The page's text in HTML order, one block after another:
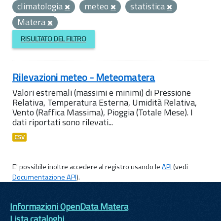
climatologia
meteo
statistica
Matera
RISULTATO DEL FILTRO
Rilevazioni meteo - Meteomatera
Valori estremali (massimi e minimi) di Pressione
Relativa, Temperatura Esterna, Umidità Relativa,
Vento (Raffica Massima), Pioggia (Totale Mese). I
dati riportati sono rilevati...
CSV
E' possibile inoltre accedere al registro usando leAPI(vedi
Documentazione API).
Informazioni OpenData Matera